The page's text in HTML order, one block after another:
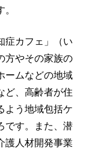
症カフェ」（い
方やその家族の
ームなどの地域
ど、高齢者が住
よう地域包括ケ
です。また、潜
護人材開発事業